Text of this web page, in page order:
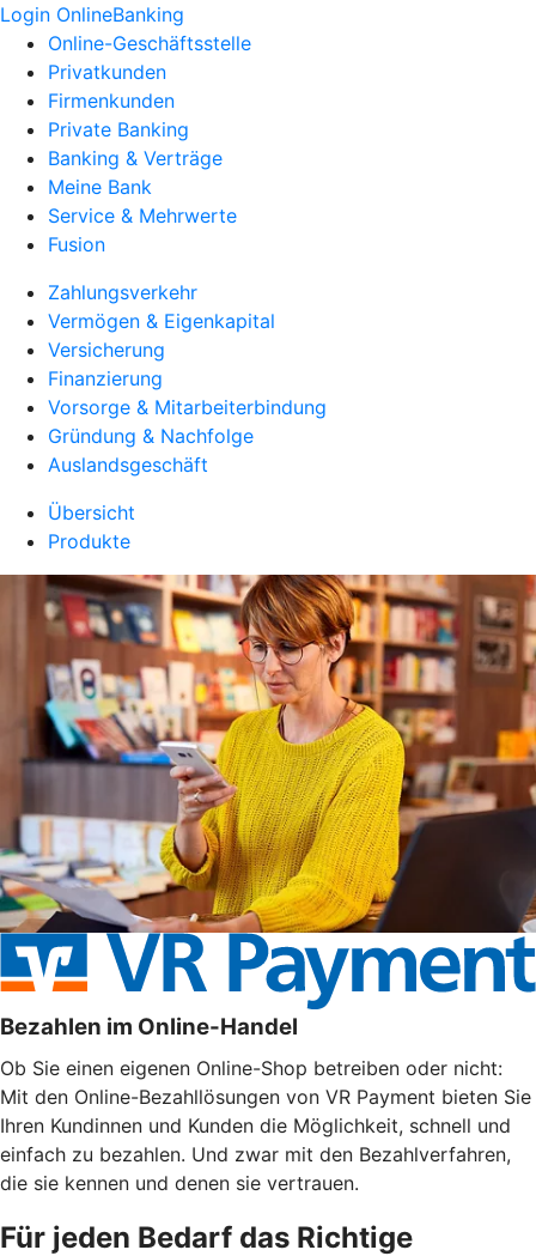
Login OnlineBanking
Online-Geschäftsstelle
Privatkunden
Firmenkunden
Private Banking
Banking & Verträge
Meine Bank
Service & Mehrwerte
Fusion
Zahlungsverkehr
Vermögen & Eigenkapital
Versicherung
Finanzierung
Vorsorge & Mitarbeiterbindung
Gründung & Nachfolge
Auslandsgeschäft
Übersicht
Produkte
Bezahlen im Online-Handel
Ob Sie einen eigenen Online-Shop betreiben oder nicht:
Mit den Online-Bezahllösungen von VR Payment bieten Sie
Ihren Kundinnen und Kunden die Möglichkeit, schnell und
einfach zu bezahlen. Und zwar mit den Bezahlverfahren,
die sie kennen und denen sie vertrauen.
Für jeden Bedarf das Richtige